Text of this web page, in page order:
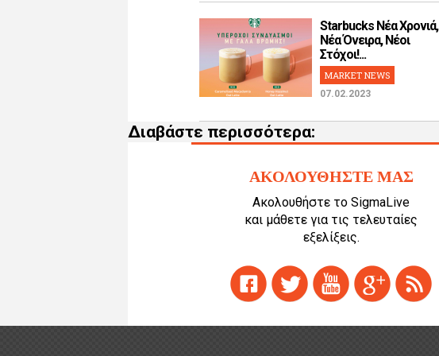
Starbucks Νέα Χρονιά,
Νέα Όνειρα, Νέοι
Στόχοι!...
MARKET NEWS
07.02.2023
Διαβάστε περισσότερα:
ΑΚΟΛΟΥΘΗΣΤΕ ΜΑΣ
Ακολουθήστε το SigmaLive
και μάθετε για τις τελευταίες
εξελίξεις.